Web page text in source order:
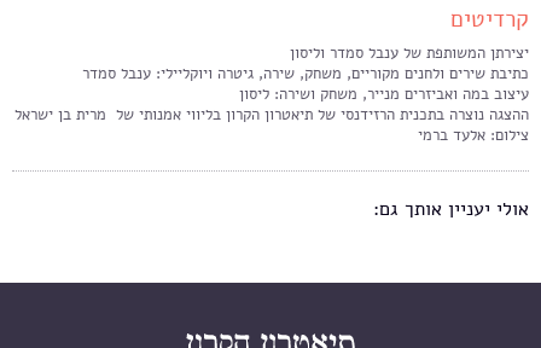
קרדיטים
יצירתן המשותפת של ענבל סמדר וליסון
כתיבת שירים ולחנים מקוריים, משחק, שירה, גיטרה ויוקליילי: ענבל סמדר
עיצוב במה ואביזרים מנייר, משחק ושירה: ליסון
ההצגה נוצרה בתכנית הרזידנסי של תיאטרון הקרון בליווי אמנותי של מרית בן ישראל
צילום: אלעד ברמי
אולי יעניין אותך גם: